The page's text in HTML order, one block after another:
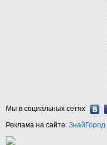
Мы в социальных сетях
Реклама на сайте: ЗнайГород